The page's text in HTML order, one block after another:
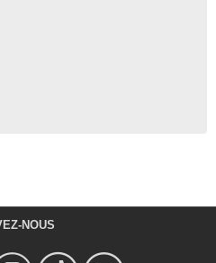
NOUS